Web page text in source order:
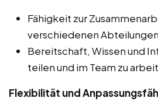
Fähigkeit zur
verschiedenen
Bereitschaft, Wissen und
teilen und im Team zu
Flexibilität und